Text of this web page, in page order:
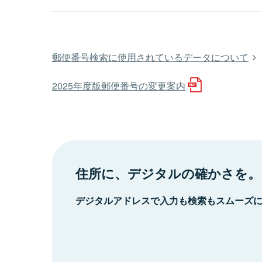
郵便番号検索に使用されているデータについて
2025年度版郵便番号の変更案内
住所に、デジタルの確かさを。
デジタルアドレスで入力も検索もスムーズ